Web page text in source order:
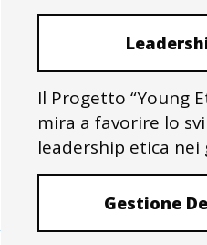
Il Progetto “Young
mira a favorire lo
leadership etica nei
Gestione